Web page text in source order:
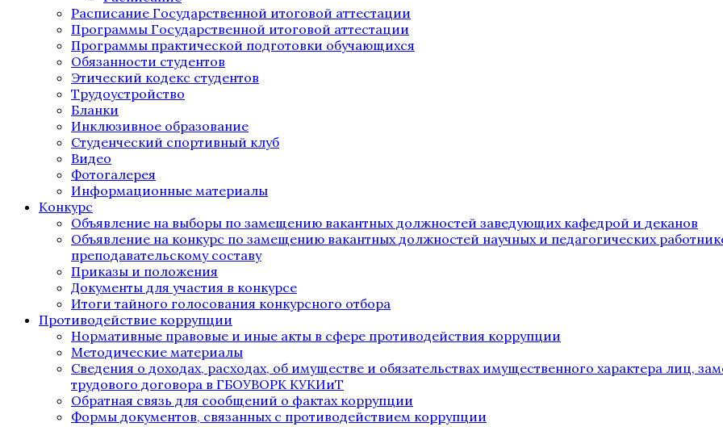
Расписание Государственной итоговой аттестации
Программы Государственной итоговой аттестации
Программы практической подготовки обучающихся
Обязанности студентов
Этический кодекс студентов
Трудоустройство
Бланки
Инклюзивное образование
Студенческий спортивный клуб
Видео
Фотогалерея
Информационные материалы
Конкурс
Объявление на выборы по замещению вакантных должностей заведующих кафедрой и деканов
Объявление на конкурс по замещению вакантных должностей научных и педагогических
преподавательскому составу
Приказы и положения
Документы для участия в конкурсе
Итоги тайного голосования конкурсного отбора
Противодействие коррупции
Нормативные правовые и иные акты в сфере противодействия коррупции
Методические материалы
Сведения о доходах, расходах, об имуществе и обязательствах имущественного характера лиц,
трудового договора в ГБОУВОРК КУКИиТ
Обратная связь для сообщений о фактах коррупции
Формы документов, связанных с противодействием коррупции